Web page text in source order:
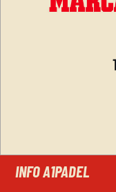
INFO A1PADEL